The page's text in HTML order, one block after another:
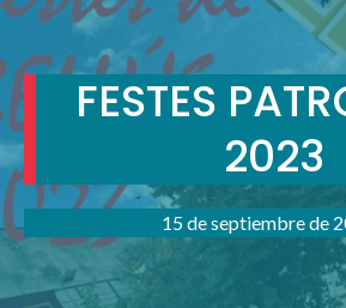
FESTES
2023
15 de septiembre de